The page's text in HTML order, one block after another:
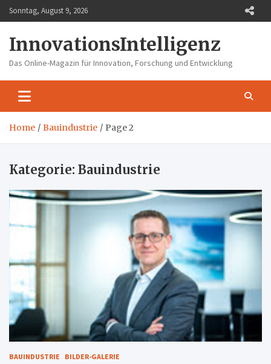
Skip
to
Sonntag, August 9, 2026
InnovationsIntelligenz
Das Online-Magazin für Innovation, Forschung und Entwicklung
Home Bauindustrie Page 2
Kategorie: Bauindustrie
BAUINDUSTRIE BILDER-GALERIE